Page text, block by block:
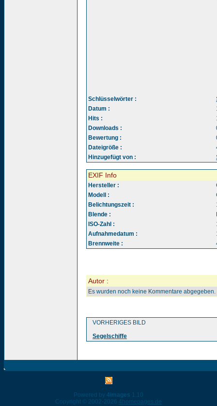
Schlüsselwörter :
Datum :
Hits :
Downloads :
Bewertung :
Dateigröße :
Hinzugefügt von :
EXIF Info
Hersteller :
Modell :
Belichtungszeit :
Blende :
ISO-Zahl :
Aufnahmedatum :
Brennweite :
Autor :
Es wurden noch keine Kommentare abgegeben.
VORHERIGES BILD
Segelschiffe
Powered by 4images 1.10
Copyright © 2002-2026 4homepages.de